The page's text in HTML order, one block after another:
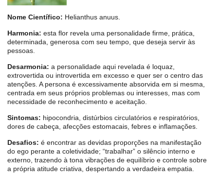
Nome Científico: Helianthus anuus.
Harmonia: esta flor revela uma personalidade firme, prática,
determinada, generosa com seu tempo, que deseja servir às
pessoas.
Desarmonia: a personalidade aqui revelada é loquaz,
extrovertida ou introvertida em excesso e quer ser o centro das
atenções. A persona é excessivamente absorvida em si mesma,
centrada em seus próprios problemas ou interesses, mas com
necessidade de reconhecimento e aceitação.
Sintomas: hipocondria, distúrbios circulatórios e respiratórios,
dores de cabeça, afecções estomacais, febres e inflamações.
Desafios: é encontrar as devidas proporções na manifestação
do ego perante a coletividade; “trabalhar” o silêncio interno e
externo, trazendo à tona vibrações de equilíbrio e controle sobre
a própria atitude criativa, despertando a verdadeira empatia.